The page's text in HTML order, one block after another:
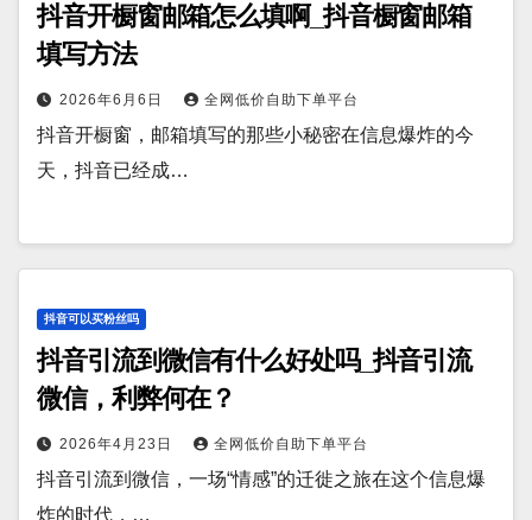
抖音开橱窗邮箱怎么填啊_抖音橱窗邮箱
填写方法
2026年6月6日 全网低价自助下单平台
抖音开橱窗，邮箱填写的那些小秘密在信息爆炸的今
天，抖音已经成…
抖音可以买粉丝吗
抖音引流到微信有什么好处吗_抖音引流
微信，利弊何在？
2026年4月23日 全网低价自助下单平台
抖音引流到微信，一场“情感”的迁徙之旅在这个信息爆
炸的时代，…